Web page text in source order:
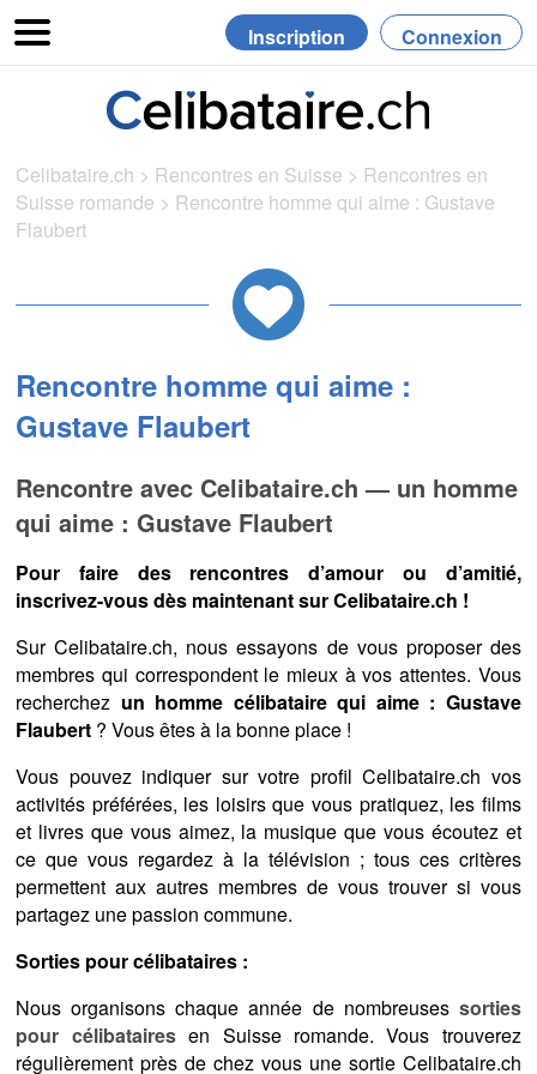
Inscription Connexion
Celibataire.ch > Rencontres en Suisse > Rencontres en
Suisse romande > Rencontre homme qui aime : Gustave
Flaubert
Rencontre homme qui aime :
Gustave Flaubert
Rencontre avec Celibataire.ch — un homme
qui aime : Gustave Flaubert
Pour faire des rencontres d’amour ou d’amitié,
inscrivez-vous dès maintenant sur Celibataire.ch !
Sur Celibataire.ch, nous essayons de vous proposer des
membres qui correspondent le mieux à vos attentes. Vous
recherchez un homme célibataire qui aime : Gustave
Flaubert ? Vous êtes à la bonne place !
Vous pouvez indiquer sur votre profil Celibataire.ch vos
activités préférées, les loisirs que vous pratiquez, les films
et livres que vous aimez, la musique que vous écoutez et
ce que vous regardez à la télévision ; tous ces critères
permettent aux autres membres de vous trouver si vous
partagez une passion commune.
Sorties pour célibataires :
Nous organisons chaque année de nombreuses sorties
pour célibatairesen Suisse romande. Vous trouverez
régulièrement près de chez vous une sortie Celibataire.ch